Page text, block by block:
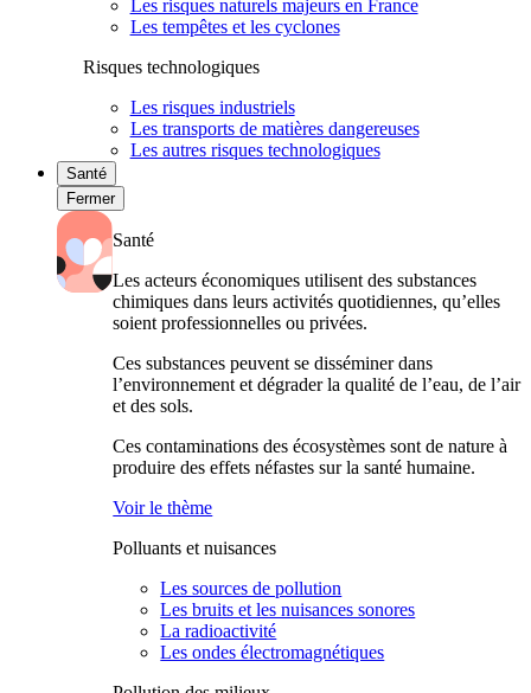
Les risques naturels majeurs en France
Les tempêtes et les cyclones
Risques technologiques
Les risques industriels
Les transports de matières dangereuses
Les autres risques technologiques
Santé
Fermer
Santé
Les acteurs économiques utilisent des substances
chimiques dans leurs activités quotidiennes, qu’elles
soient professionnelles ou privées.
Ces substances peuvent se disséminer dans
l’environnement et dégrader la qualité de l’eau, de l’air
et des sols.
Ces contaminations des écosystèmes sont de nature à
produire des effets néfastes sur la santé humaine.
Voir le thème
Polluants et nuisances
Les sources de pollution
Les bruits et les nuisances sonores
La radioactivité
Les ondes électromagnétiques